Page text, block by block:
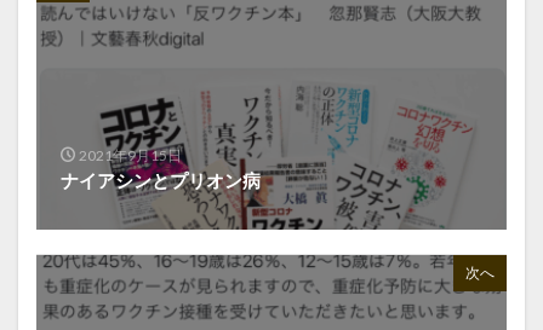
2021年9月15日
ナイアシンとプリオン病
次へ